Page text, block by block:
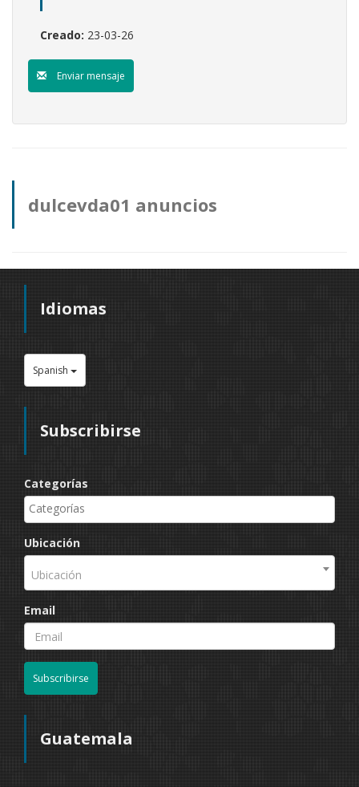
Creado: 23-03-26
Enviar mensaje
dulcevda01 anuncios
Idiomas
Spanish
Subscribirse
Categorías
Ubicación
Ubicación
Email
Subscribirse
Guatemala